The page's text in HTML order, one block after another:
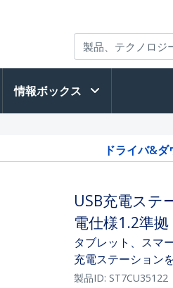
情報ボックス
ドライバ&
USB充電ステ
電仕様1.2準拠
タブレット、スマ
充電ステーション
製品ID: ST7CU35122